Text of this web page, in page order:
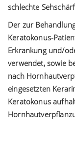
schlechte
Der zur
Keratokonus-
Erkrankung und/
verwendet, sowie
nach
eingesetzten
Keratokonus